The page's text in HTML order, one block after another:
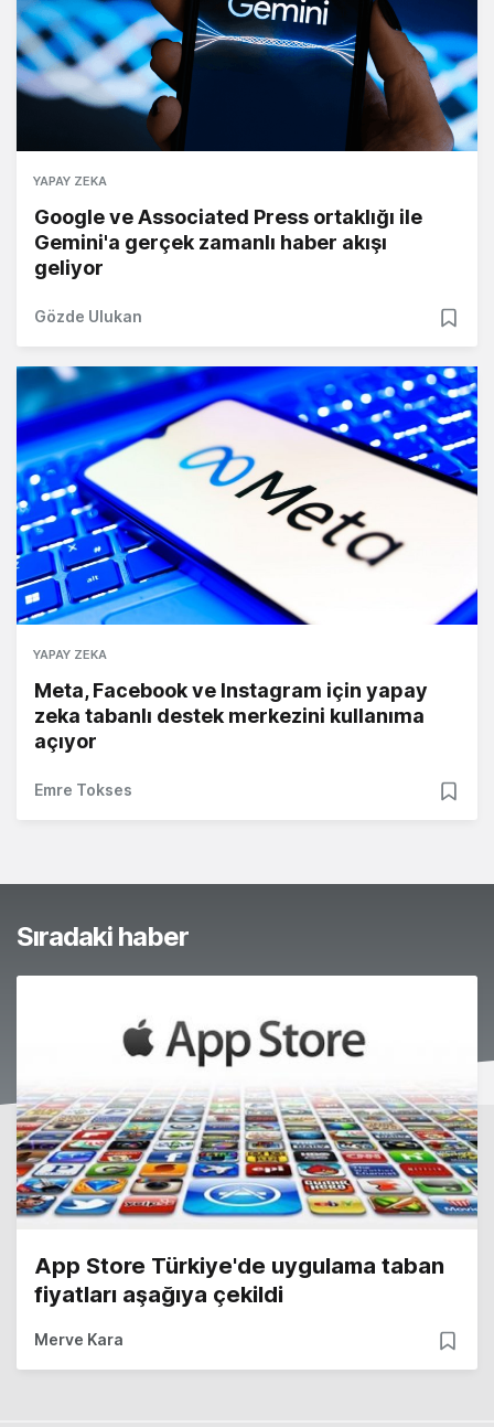
YAPAY ZEKA
Google ve Associated Press ortaklığı ile
Gemini'a gerçek zamanlı haber akışı
geliyor
Gözde Ulukan
YAPAY ZEKA
Meta, Facebook ve Instagram için yapay
zeka tabanlı destek merkezini kullanıma
açıyor
Emre Tokses
Sıradaki haber
App Store Türkiye'de uygulama taban
fiyatları aşağıya çekildi
Merve Kara